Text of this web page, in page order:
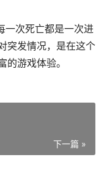
一次死亡都是一次进
突发情况，是在这个
游戏体验。
下一篇 »